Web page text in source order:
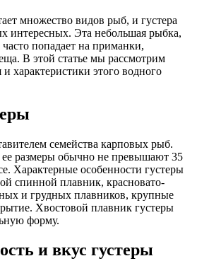
множество видов рыб, и густера
интересных. Эта небольшая рыбка,
попадает на приманки,
В этой статье мы рассмотрим
характеристики этого водного
семейства карповых рыб.
размеры обычно не превышают 35
Характерные особенности густеры
спинной плавник, красновато-
и грудных плавников, крупные
Хвостовой плавник густеры
форму.
и вкус густеры